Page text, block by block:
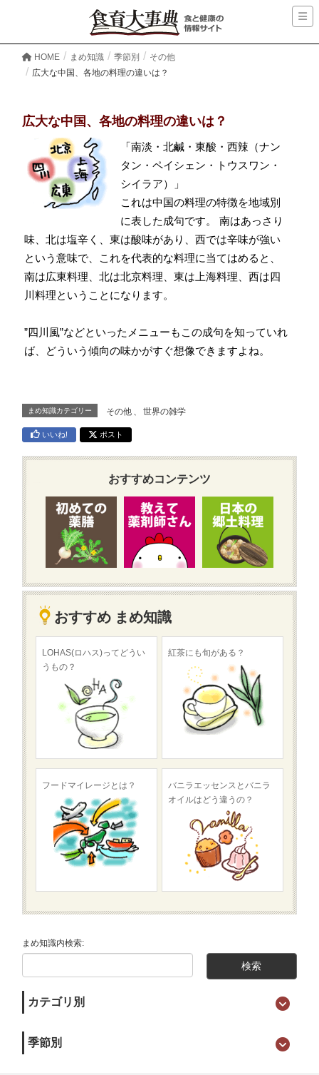
HOME まめ知識 季節別
その他
広大な中国、各地の料理の違いは？
広大な中国、各地の料理の違いは？
「南淡・北鹹・東酸・西辣（ナン
タン・ペイシェン・トウスワン・
シイラア）」
これは中国の料理の特徴を地域別
に表した成句です。 南はあっさり
味、北は塩辛く、東は酸味があり、西では辛味が強い
という意味で、これを代表的な料理に当てはめると、
南は広東料理、北は北京料理、東は上海料理、西は四
川料理ということになります。
”四川風”などといったメニューもこの成句を知っていれ
ば、どういう傾向の味かがすぐ想像できますよね。
まめ知識カテゴリー その他 、 世界の雑学
いいね! ポスト
おすすめコンテンツ
おすすめ まめ知識
LOHAS(ロハス)ってどうい
うもの？
紅茶にも旬がある？
フードマイレージとは？
バニラエッセンスとバニラ
オイルはどう違うの？
まめ知識内検索:
カテゴリ別
季節別